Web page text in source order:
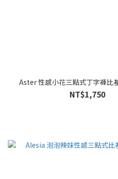
Aster 性感小花三點式丁字褲比
NT$1,750